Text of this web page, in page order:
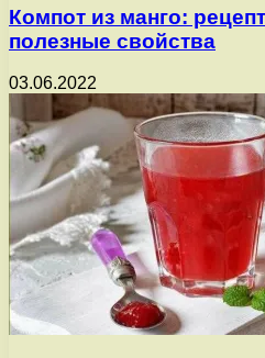
Компот из манго:
полезные свойства
03.06.2022